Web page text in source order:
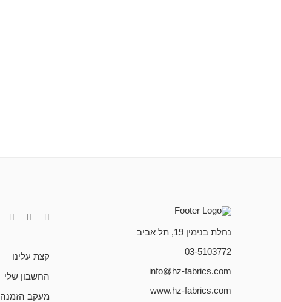
נחלת בנימין 19, תל אביב
03-5103772
info@hz-fabrics.com
www.hz-fabrics.com
קצת עלינו
החשבון שלי
מעקב הזמנה